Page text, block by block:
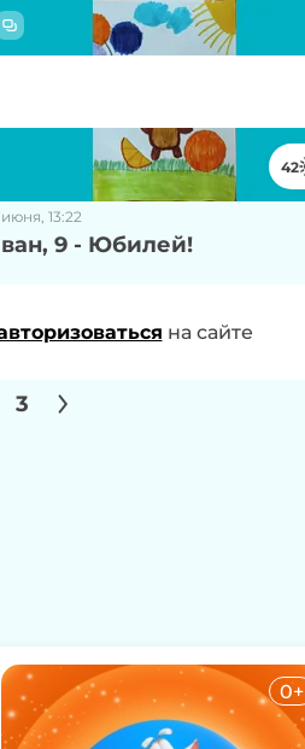
42
июня, 13:22
9 - Юбилей!
3
авторизоватьсяна сайте
на сайте
0+